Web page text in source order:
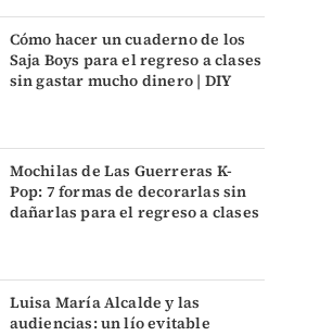
Cómo hacer un cuaderno de los
Saja Boys para el regreso a clases
sin gastar mucho dinero | DIY
Mochilas de Las Guerreras K-
Pop: 7 formas de decorarlas sin
dañarlas para el regreso a clases
Luisa María Alcalde y las
audiencias: un lío evitable